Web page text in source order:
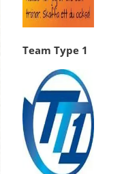
Team Type 1